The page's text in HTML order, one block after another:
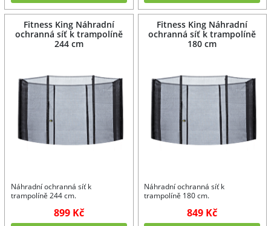
Fitness King Náhradní
ochranná síť k trampolíně
244 cm
Náhradní ochranná síť k
trampolíně 244 cm.
899 Kč
Fitness King Náhradní
ochranná síť k trampolíně
180 cm
Náhradní ochranná síť k
trampolíně 180 cm.
849 Kč